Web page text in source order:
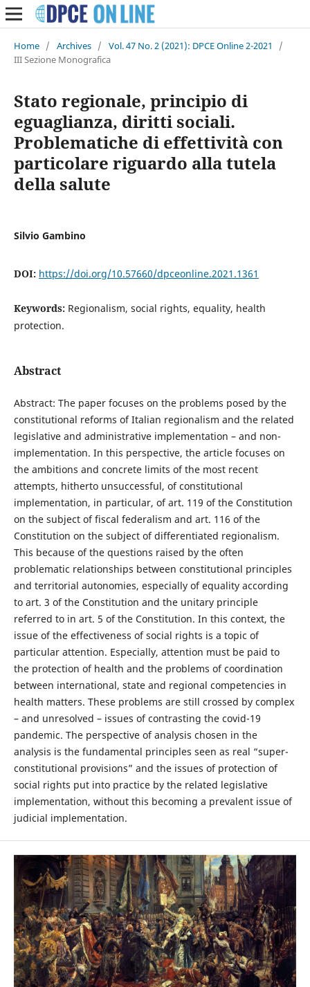
Home / Archives / Vol. 47 No. 2 (2021): DPCE Online 2-2021
/
III Sezione Monografica
Stato regionale, principio di
eguaglianza, diritti sociali.
Problematiche di effettività con
particolare riguardo alla tutela
della salute
Silvio Gambino
DOI: https://doi.org/10.57660/dpceonline.2021.1361
Keywords: Regionalism, social rights, equality, health
protection.
Abstract
Abstract: The paper focuses on the problems posed by the
constitutional reforms of Italian regionalism and the related
legislative and administrative implementation – and non-
implementation. In this perspective, the article focuses on
the ambitions and concrete limits of the most recent
attempts, hitherto unsuccessful, of constitutional
implementation, in particular, of art. 119 of the Constitution
on the subject of fiscal federalism and art. 116 of the
Constitution on the subject of differentiated regionalism.
This because of the questions raised by the often
problematic relationships between constitutional principles
and territorial autonomies, especially of equality according
to art. 3 of the Constitution and the unitary principle
referred to in art. 5 of the Constitution. In this context, the
issue of the effectiveness of social rights is a topic of
particular attention. Especially, attention must be paid to
the protection of health and the problems of coordination
between international, state and regional competencies in
health matters. These problems are still crossed by complex
– and unresolved – issues of contrasting the covid-19
pandemic. The perspective of analysis chosen in the
analysis is the fundamental principles seen as real “super-
constitutional provisions” and the issues of protection of
social rights put into practice by the related legislative
implementation, without this becoming a prevalent issue of
judicial implementation.